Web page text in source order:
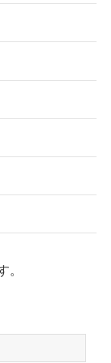
。